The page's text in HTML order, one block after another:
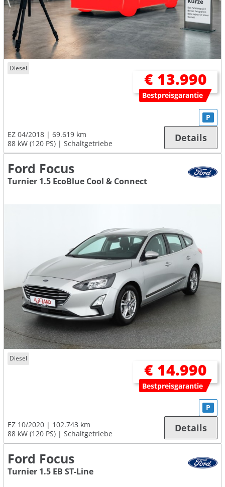
Diesel
€ 13.990
Bestpreisgarantie
EZ 04/2018
69.619 km
88 kW (120 PS)
Schaltgetriebe
P
Details
Ford Focus
Turnier 1.5 EcoBlue Cool & Connect
Diesel
€ 14.990
Bestpreisgarantie
EZ 10/2020
102.743 km
88 kW (120 PS)
Schaltgetriebe
P
Details
Ford Focus
Turnier 1.5 EB ST-Line